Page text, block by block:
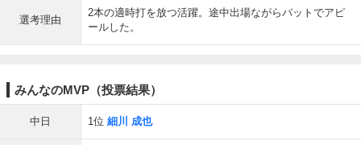
選考理由
2本の適時打を放つ活躍。途中出場ながらバットでアピ
ールした。
みんなのMVP（投票結果）
中日 1位 細川 成也